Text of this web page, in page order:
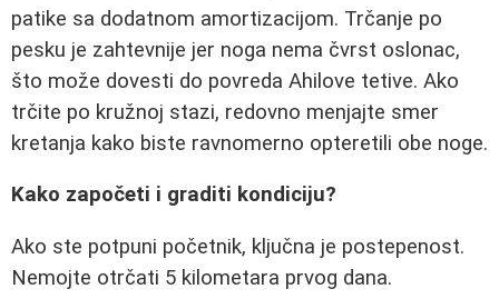
patike sa dodatnom amortizacijom. Trčanje po
pesku je zahtevnije jer noga nema čvrst oslonac,
što može dovesti do povreda Ahilove tetive. Ako
trčite po kružnoj stazi, redovno menjajte smer
kretanja kako biste ravnomerno opteretili obe noge.
Kako započeti i graditi kondiciju?
Ako ste potpuni početnik, ključna je postepenost.
Nemojte otrčati 5 kilometara prvog dana.